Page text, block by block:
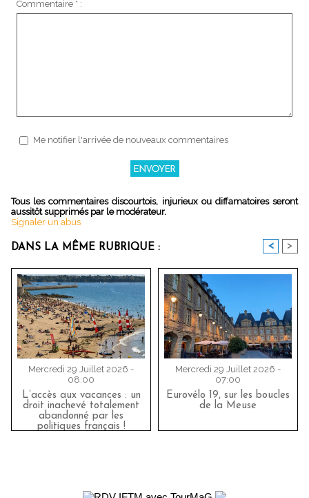
Commentaire * :
Me notifier l'arrivée de nouveaux commentaires
Tous les commentaires discourtois, injurieux ou diffamatoires seront
aussitôt supprimés par le modérateur.
Signaler un abus
DANS LA MÊME RUBRIQUE : < >
Mercredi 29 Juillet 2026 -
08:00
L’accès aux vacances : un
droit inachevé totalement
abandonné par les
politiques français !
Mercredi 29 Juillet 2026 -
07:00
Eurovélo 19, sur les boucles
de la Meuse